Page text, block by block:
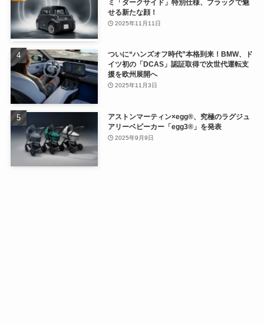
ミ「ダークサイド」特別仕様、ブラックで魅
せる新たな顔！
2025年11月11日
ついに“ハンズオフ時代”本格到来！BMW、ド
イツ初の「DCAS」認証取得で次世代運転支
援を欧州展開へ
2025年11月3日
アストンマーティン×egg®、究極のラグジュ
アリーベビーカー「egg3®」を発表
2025年9月9日